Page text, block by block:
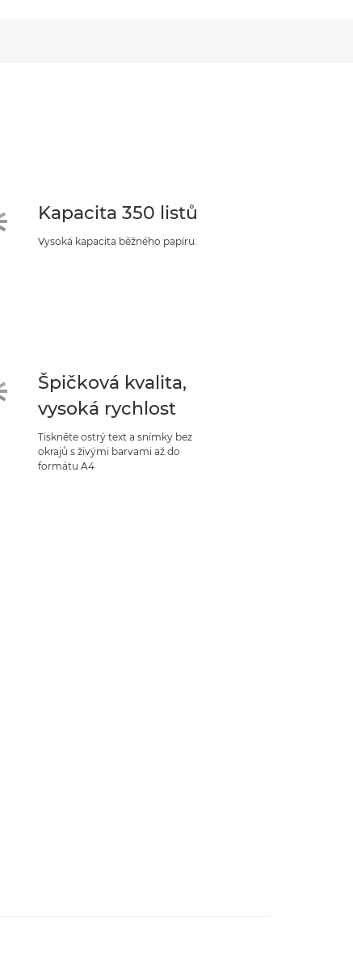
Kapacita 350 listů
Vysoká kapacita běžného papíru.
Špičková kvalita,
vysoká rychlost
Tiskněte ostrý text a snímky bez
okrajů s živými barvami až do
formátu A4